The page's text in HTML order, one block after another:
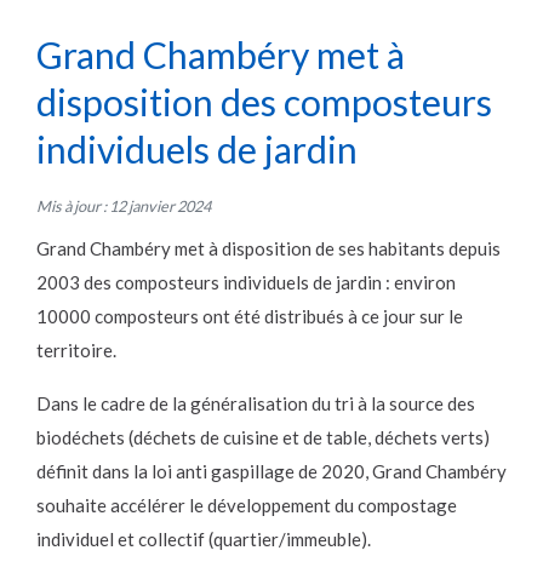
Grand Chambéry met à
disposition des composteurs
individuels de jardin
Mis à jour : 12 janvier 2024
Grand Chambéry met à disposition de ses habitants depuis
2003 des composteurs individuels de jardin : environ
10000 composteurs ont été distribués à ce jour sur le
territoire.
Dans le cadre de la généralisation du tri à la source des
biodéchets (déchets de cuisine et de table, déchets verts)
définit dans la loi anti gaspillage de 2020, Grand Chambéry
souhaite accélérer le développement du compostage
individuel et collectif (quartier/immeuble).